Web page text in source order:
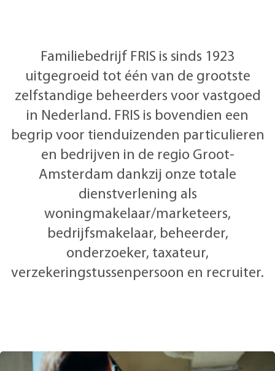
Familiebedrijf FRIS is sinds 1923
uitgegroeid tot één van de grootste
zelfstandige beheerders voor vastgoed
in Nederland. FRIS is bovendien een
begrip voor tienduizenden particulieren
en bedrijven in de regio Groot-
Amsterdam dankzij onze totale
dienstverlening als
woningmakelaar/marketeers,
bedrijfsmakelaar, beheerder,
onderzoeker, taxateur,
verzekeringstussenpersoon en recruiter.